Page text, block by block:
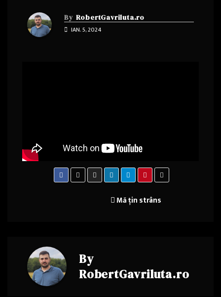
By RobertGavriluta.ro
IAN. 5, 2024
articole
Mă țin strâns
By
RobertGavriluta.ro